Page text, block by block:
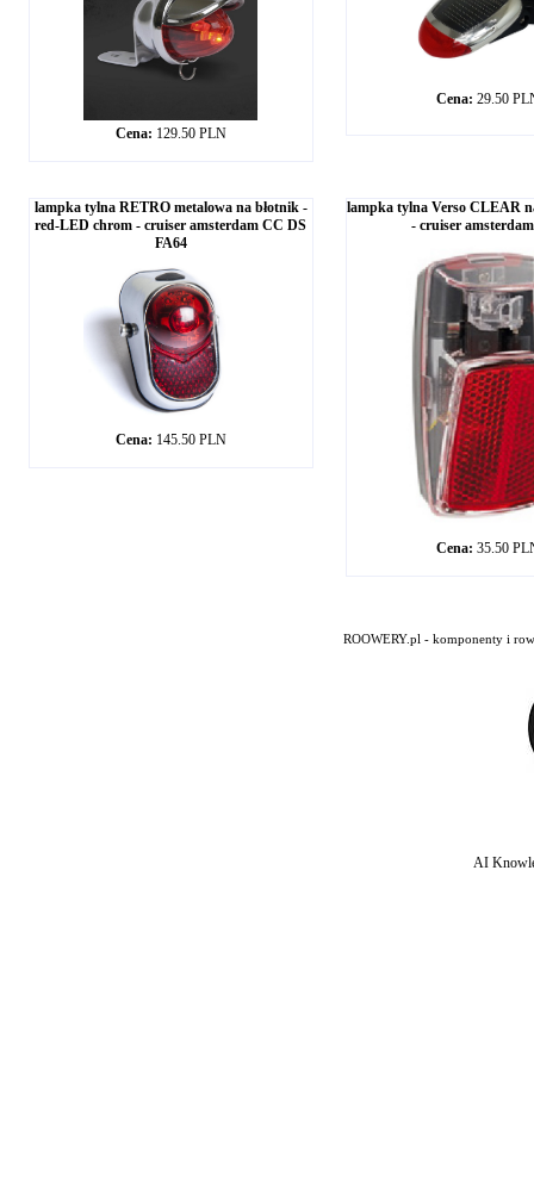
Cena: 129.50 PLN
Cena: 29.50
lampka tylna RETRO metalowa na błotnik -
red-LED chrom - cruiser amsterdam CC DS
FA64
Cena: 145.50 PLN
lampka tylna Verso CLEAR
- cruiser
Cena: 35.50
ROOWERY.pl - komponenty i
AI